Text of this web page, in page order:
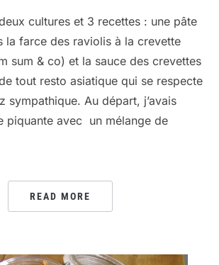
cultures et 3 recettes : une pâte
la farce des raviolis à la crevette
sum & co) et la sauce des crevettes
tout resto asiatique qui se respecte
sympathique. Au départ, j’avais
piquante avec un mélange de
READ MORE